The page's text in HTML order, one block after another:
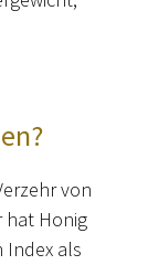
von
hat Honig
Index als